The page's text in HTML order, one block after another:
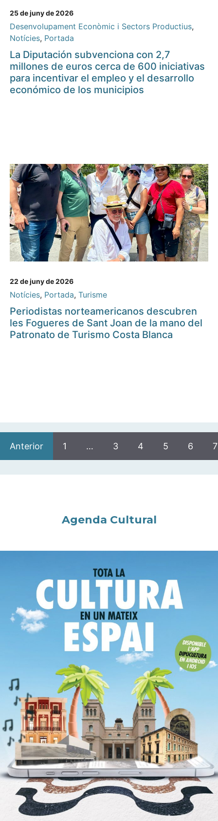
25 de juny de 2026
Desenvolupament Econòmic i Sectors Productius,
Notícies, Portada
La Diputación subvenciona con 2,7
millones de euros cerca de 600 iniciativas
para incentivar el empleo y el desarrollo
económico de los municipios
22 de juny de 2026
Notícies, Portada, Turisme
Periodistas norteamericanos descubren
les Fogueres de Sant Joan de la mano del
Patronato de Turismo Costa Blanca
Anterior 1 … 3 4 5 6 7
Agenda Cultural